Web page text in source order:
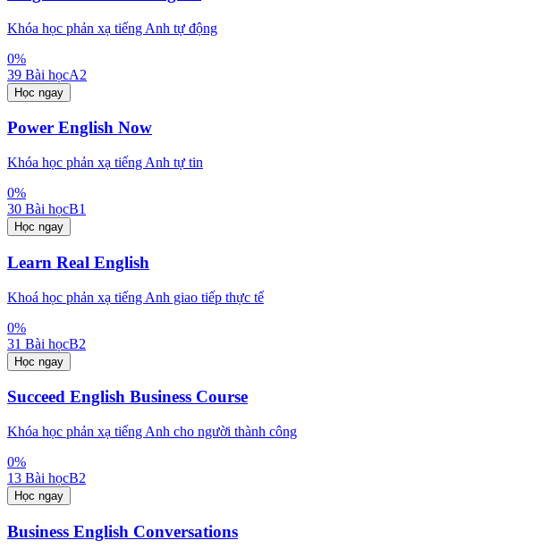
Khóa học phản xạ tiếng Anh tự động
0%
39 Bài họcA2
Học ngay
Power English Now
Khóa học phản xạ tiếng Anh tự tin
0%
30 Bài họcB1
Học ngay
Learn Real English
Khoá học phản xạ tiếng Anh giao tiếp thực tế
0%
31 Bài họcB2
Học ngay
Succeed English Business Course
Khóa học phản xạ tiếng Anh cho người thành công
0%
13 Bài họcB2
Học ngay
Business English Conversations